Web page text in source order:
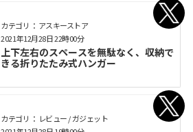
カテゴリ： アスキーストア
上下左右のスペースを無駄なく、収納で
きる折りたたみ式ハンガー
2021年12月28日 22時00分
カテゴリ： レビュー / ガジェット